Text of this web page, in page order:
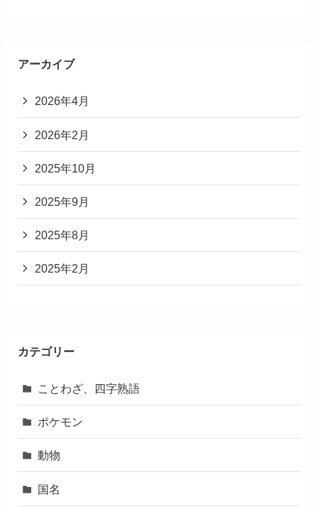
アーカイブ
2026年4月
2026年2月
2025年10月
2025年9月
2025年8月
2025年2月
カテゴリー
ことわざ、四字熟語
ポケモン
動物
国名